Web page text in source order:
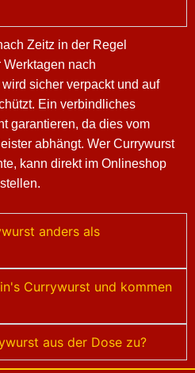
Zeitz in der Regel
nach
sicher verpackt und auf
Ein verbindliches
garantieren, da dies vom
abhängt. Wer Currywurst
kann direkt im Onlineshop
anders als
Currywurst und kommen
aus der Dose zu?